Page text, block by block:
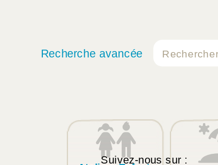
Recherche avancée
Suivez-nous sur :